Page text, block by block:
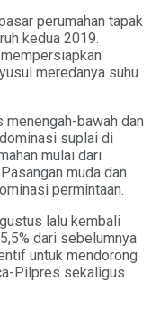
perumahan tapak
kedua 2019.
meredanya suhu
menengah-bawah dan
suplai di
mulai dari
muda dan
permintaan.
lalu kembali
dari sebelumnya
untuk mendorong
Pilpres sekaligus